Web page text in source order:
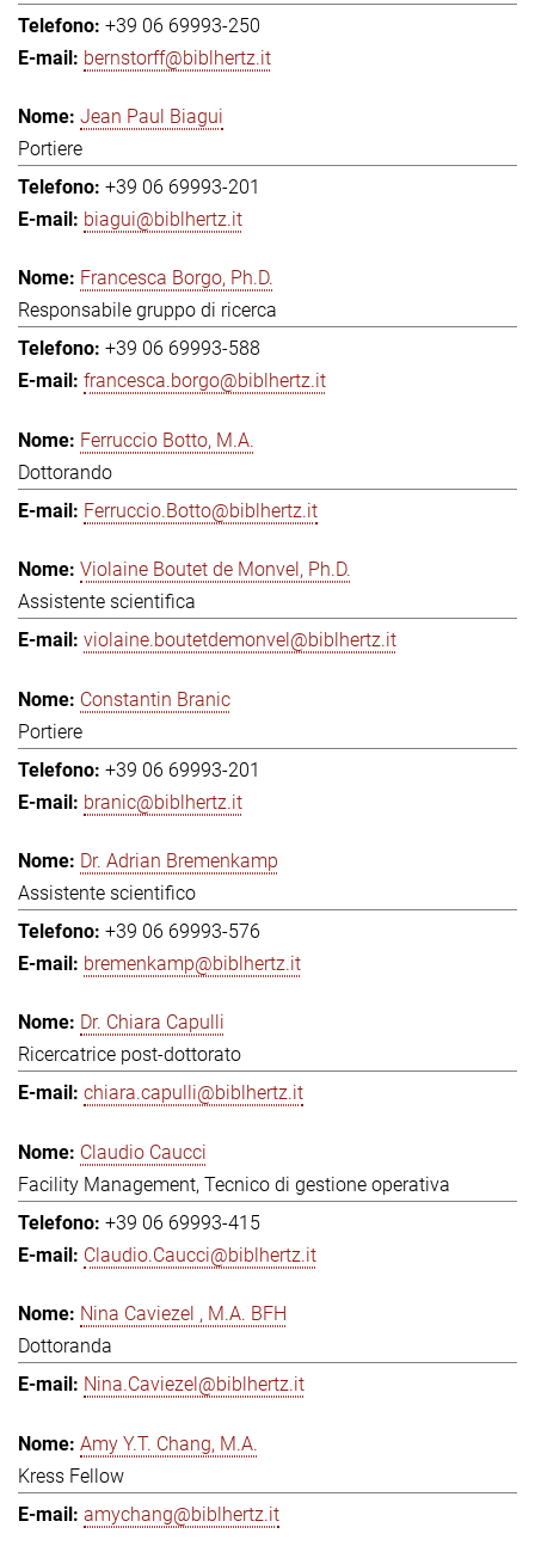
+39 06 69993-250
bernstorff@biblhertz.it
Jean Paul Biagui
Portiere
+39 06 69993-201
biagui@biblhertz.it
Francesca Borgo, Ph.D.
Responsabile gruppo di ricerca
+39 06 69993-588
francesca.borgo@biblhertz.it
Ferruccio Botto, M.A.
Dottorando
Ferruccio.Botto@biblhertz.it
Violaine Boutet de Monvel, Ph.D.
Assistente scientifica
violaine.boutetdemonvel@biblhertz.it
Constantin Branic
Portiere
+39 06 69993-201
branic@biblhertz.it
Dr. Adrian Bremenkamp
Assistente scientifico
+39 06 69993-576
bremenkamp@biblhertz.it
Dr. Chiara Capulli
Ricercatrice post-dottorato
chiara.capulli@biblhertz.it
Claudio Caucci
Facility Management, Tecnico di gestione operativa
+39 06 69993-415
Claudio.Caucci@biblhertz.it
Nina Caviezel , M.A. BFH
Dottoranda
Nina.Caviezel@biblhertz.it
Amy Y.T. Chang, M.A.
Kress Fellow
amychang@biblhertz.it